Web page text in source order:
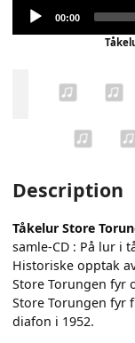
Current
00:00
Description
Tåkelur Store
samle-CD : På lur i
Historiske opptak
Store Torungen fyr
Store Torungen fyr
diafon i 1952.